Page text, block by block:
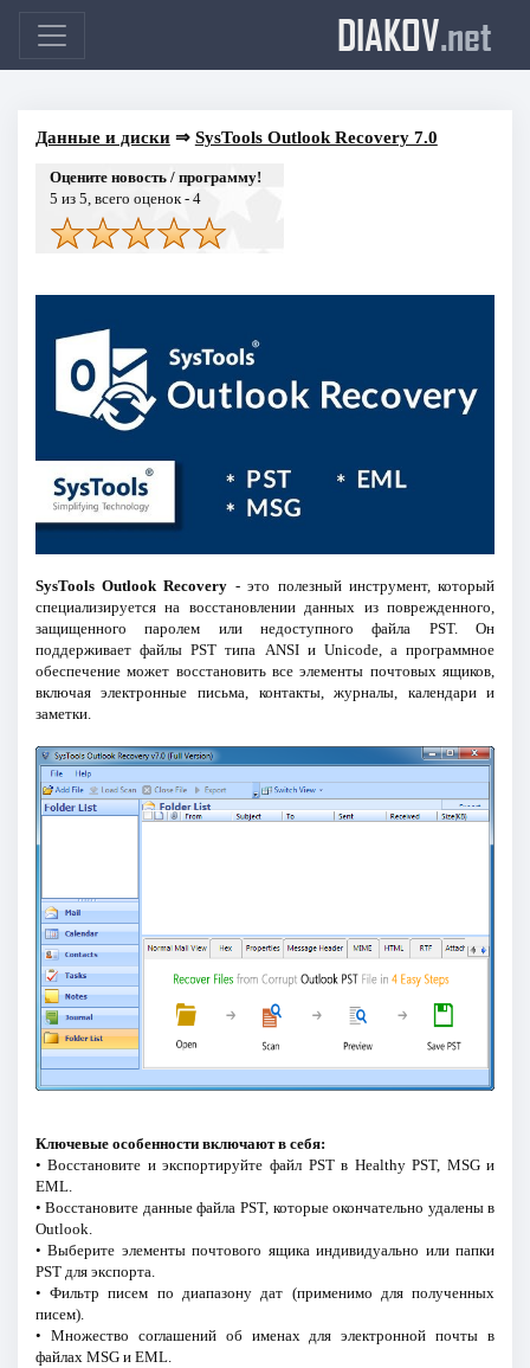
DIAKOV.net
Данные и диски⇒ SysTools Outlook Recovery 7.0
Оцените новость / программу!
5 из 5, всего оценок - 4
SysTools Outlook Recovery - это полезный инструмент, который
специализируется на восстановлении данных из поврежденного,
защищенного паролем или недоступного файла PST. Он
поддерживает файлы PST типа ANSI и Unicode, а программное
обеспечение может восстановить все элементы почтовых ящиков,
включая электронные письма, контакты, журналы, календари и
заметки.
Ключевые особенности включают в себя:
• Восстановите и экспортируйте файл PST в Healthy PST, MSG и
EML.
• Восстановите данные файла PST, которые окончательно удалены в
Outlook.
• Выберите элементы почтового ящика индивидуально или папки
PST для экспорта.
• Фильтр писем по диапазону дат (применимо для полученных
писем).
• Множество соглашений об именах для электронной почты в
файлах MSG и EML.